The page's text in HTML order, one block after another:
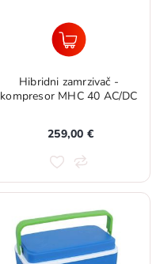
Hibridni zamrzivač -
kompresor MHC 40 AC/DC
259,00 €